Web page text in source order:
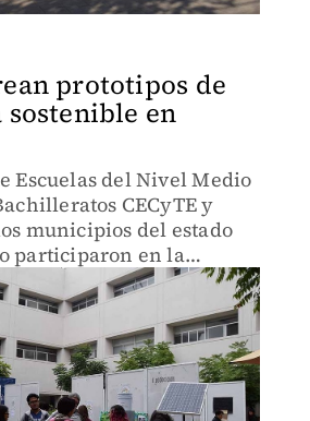
prototipos de
en
Escuelas del Nivel Medio
CECyTE y
municipios del estado
participaron en la
de Sustentabilidad
WAT-E.